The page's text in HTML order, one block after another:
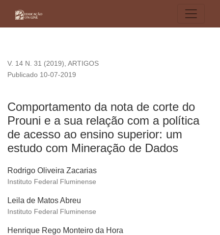
V. 14 N. 31 (2019), ARTIGOS
Comportamento da nota de corte do
Prouni e a sua relação com a política
de acesso ao ensino superior: um
estudo com Mineração de Dados
Publicado 10-07-2019
Rodrigo Oliveira Zacarias
Instituto Federal Fluminense
Leila de Matos Abreu
Instituto Federal Fluminense
Henrique Rego Monteiro da Hora